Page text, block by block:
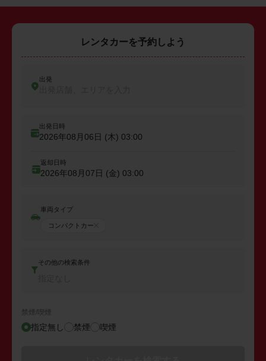
レンタカーを予約しよう
出発
出発日時
2026年08月06日 (木) 03:00
返却日時
2026年08月07日 (金) 03:00
車両タイプ
コンパクトカー
その他の検索条件
禁煙/喫煙
指定無し 禁煙 喫煙